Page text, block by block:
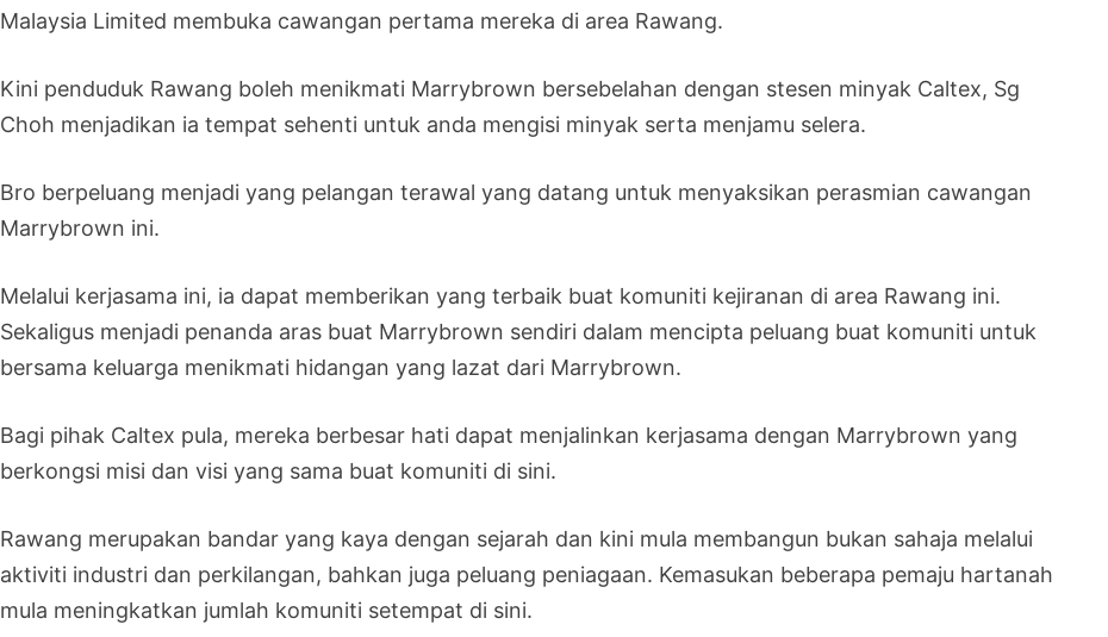
Malaysia Limited membuka cawangan pertama mereka di area Rawang.
Kini penduduk Rawang boleh menikmati Marrybrown bersebelahan dengan stesen minyak Caltex, Sg
Choh menjadikan ia tempat sehenti untuk anda mengisi minyak serta menjamu selera.
Bro berpeluang menjadi yang pelangan terawal yang datang untuk menyaksikan perasmian cawangan
Marrybrown ini.
Melalui kerjasama ini, ia dapat memberikan yang terbaik buat komuniti kejiranan di area Rawang ini.
Sekaligus menjadi penanda aras buat Marrybrown sendiri dalam mencipta peluang buat komuniti untuk
bersama keluarga menikmati hidangan yang lazat dari Marrybrown.
Bagi pihak Caltex pula, mereka berbesar hati dapat menjalinkan kerjasama dengan Marrybrown yang
berkongsi misi dan visi yang sama buat komuniti di sini.
Rawang merupakan bandar yang kaya dengan sejarah dan kini mula membangun bukan sahaja melalui
aktiviti industri dan perkilangan, bahkan juga peluang peniagaan. Kemasukan beberapa pemaju hartanah
mula meningkatkan jumlah komuniti setempat di sini.